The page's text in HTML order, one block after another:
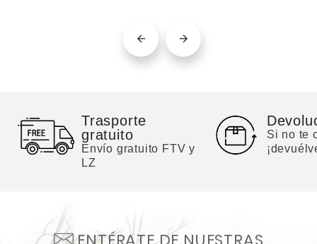
 
Trasporte
gratuito
Envío gratuito FTV y
LZ
Si no te